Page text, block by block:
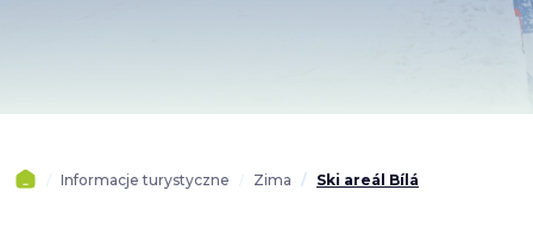
Informacje turystyczne Zima Ski areál Bílá